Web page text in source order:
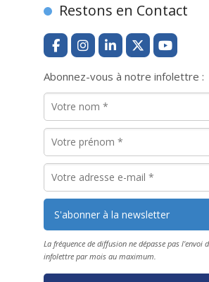
Restons en Contact
Abonnez-vous à notre infolettre :
La fréquence de diffusion ne dépasse pas l'envoi
infolettre par mois au maximum.